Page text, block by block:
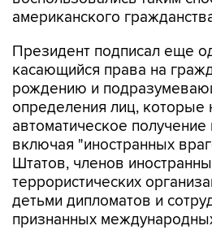
американского
Президент подписал еще
касающийся права на
рождению и
определения лиц, которые
автоматическое получение
включая "иностранных
Штатов, членов
террористических
детьми дипломатов и
признанных